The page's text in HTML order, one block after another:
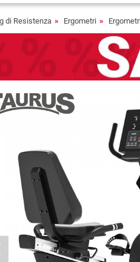
di Resistenza Ergometri